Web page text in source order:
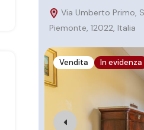
Via Umberto Primo,
Piemonte, 12022, Italia
Vendita In evidenza